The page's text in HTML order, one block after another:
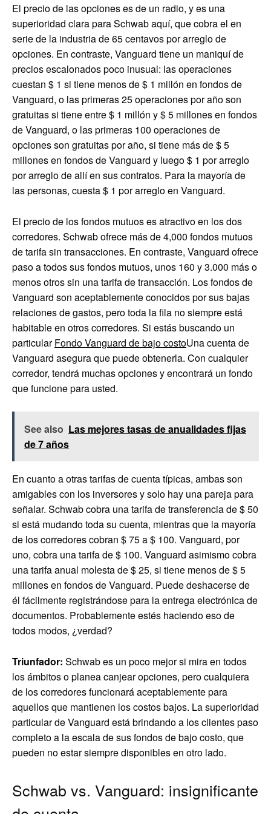
El precio de las opciones es de un radio, y es una
superioridad clara para Schwab aquí, que cobra el en
serie de la industria de 65 centavos por arreglo de
opciones. En contraste, Vanguard tiene un maniquí de
precios escalonados poco inusual: las operaciones
cuestan $ 1 si tiene menos de $ 1 millón en fondos de
Vanguard, o las primeras 25 operaciones por año son
gratuitas si tiene entre $ 1 millón y $ 5 millones en fondos
de Vanguard, o las primeras 100 operaciones de
opciones son gratuitas por año, si tiene más de $ 5
millones en fondos de Vanguard y luego $ 1 por arreglo
por arreglo de allí en sus contratos. Para la mayoría de
las personas, cuesta $ 1 por arreglo en Vanguard.
El precio de los fondos mutuos es atractivo en los dos
corredores. Schwab ofrece más de 4,000 fondos mutuos
de tarifa sin transacciones. En contraste, Vanguard ofrece
paso a todos sus fondos mutuos, unos 160 y 3.000 más o
menos otros sin una tarifa de transacción. Los fondos de
Vanguard son aceptablemente conocidos por sus bajas
relaciones de gastos, pero toda la fila no siempre está
habitable en otros corredores. Si estás buscando un
particularFondo Vanguard de bajo costoUna cuenta de
Vanguard asegura que puede obtenerla. Con cualquier
corredor, tendrá muchas opciones y encontrará un fondo
que funcione para usted.
See also Las mejores tasas de anualidades fijas
de 7 años
En cuanto a otras tarifas de cuenta típicas, ambas son
amigables con los inversores y solo hay una pareja para
señalar. Schwab cobra una tarifa de transferencia de $ 50
si está mudando toda su cuenta, mientras que la mayoría
de los corredores cobran $ 75 a $ 100. Vanguard, por
uno, cobra una tarifa de $ 100. Vanguard asimismo cobra
una tarifa anual molesta de $ 25, si tiene menos de $ 5
millones en fondos de Vanguard. Puede deshacerse de
él fácilmente registrándose para la entrega electrónica de
documentos. Probablemente estés haciendo eso de
todos modos, ¿verdad?
Triunfador: Schwab es un poco mejor si mira en todos
los ámbitos o planea canjear opciones, pero cualquiera
de los corredores funcionará aceptablemente para
aquellos que mantienen los costos bajos. La superioridad
particular de Vanguard está brindando a los clientes paso
completo a la escala de sus fondos de bajo costo, que
pueden no estar siempre disponibles en otro lado.
Schwab vs. Vanguard: insignificante